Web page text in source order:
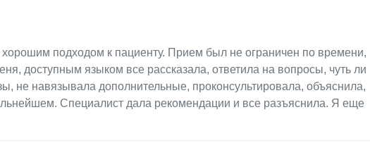
подходом к пациенту. Прием был не ограничен по времени,
доступным языком все рассказала, ответила на вопросы, чуть ли
не навязывала дополнительные, проконсультировала, объяснила,
Специалист дала рекомендации и все разъяснила. Я еще